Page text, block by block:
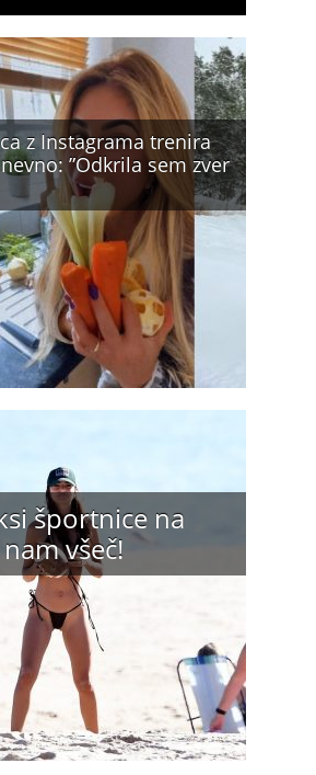
z Instagrama trenira
”Odkrila sem zver
športnice na
všeč!